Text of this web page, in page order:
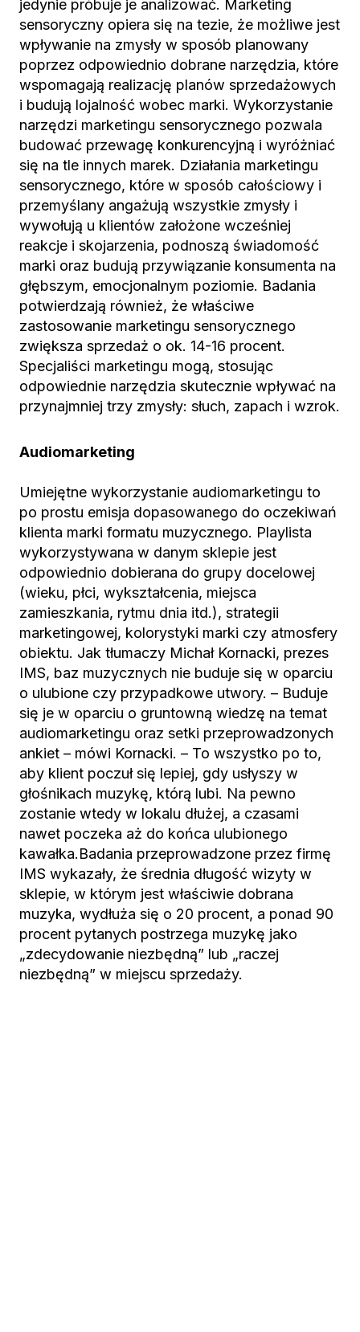
jedynie próbuje je analizować. Marketing
sensoryczny opiera się na tezie, że możliwe jest
wpływanie na zmysły w sposób planowany
poprzez odpowiednio dobrane narzędzia, które
wspomagają realizację planów sprzedażowych
i budują lojalność wobec marki. Wykorzystanie
narzędzi marketingu sensorycznego pozwala
budować przewagę konkurencyjną i wyróżniać
się na tle innych marek. Działania marketingu
sensorycznego, które w sposób całościowy i
przemyślany angażują wszystkie zmysły i
wywołują u klientów założone wcześniej
reakcje i skojarzenia, podnoszą świadomość
marki oraz budują przywiązanie konsumenta na
głębszym, emocjonalnym poziomie. Badania
potwierdzają również, że właściwe
zastosowanie marketingu sensorycznego
zwiększa sprzedaż o ok. 14-16 procent.
Specjaliści marketingu mogą, stosując
odpowiednie narzędzia skutecznie wpływać na
przynajmniej trzy zmysły: słuch, zapach i wzrok.
Audiomarketing
Umiejętne wykorzystanie audiomarketingu to
po prostu emisja dopasowanego do oczekiwań
klienta marki formatu muzycznego. Playlista
wykorzystywana w danym sklepie jest
odpowiednio dobierana do grupy docelowej
(wieku, płci, wykształcenia, miejsca
zamieszkania, rytmu dnia itd.), strategii
marketingowej, kolorystyki marki czy atmosfery
obiektu. Jak tłumaczy Michał Kornacki, prezes
IMS, baz muzycznych nie buduje się w oparciu
o ulubione czy przypadkowe utwory. – Buduje
się je w oparciu o gruntowną wiedzę na temat
audiomarketingu oraz setki przeprowadzonych
ankiet – mówi Kornacki. – To wszystko po to,
aby klient poczuł się lepiej, gdy usłyszy w
głośnikach muzykę, którą lubi. Na pewno
zostanie wtedy w lokalu dłużej, a czasami
nawet poczeka aż do końca ulubionego
kawałka.Badania przeprowadzone przez firmę
IMS wykazały, że średnia długość wizyty w
sklepie, w którym jest właściwie dobrana
muzyka, wydłuża się o 20 procent, a ponad 90
procent pytanych postrzega muzykę jako
„zdecydowanie niezbędną” lub „raczej
niezbędną” w miejscu sprzedaży.